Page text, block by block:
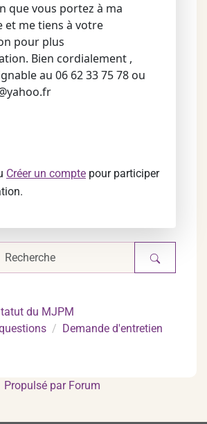
que vous portez à ma
et me tiens à votre
pour plus
Bien cordialement ,
au 06 62 33 75 78 ou
Créer un compte pour participer
du MJPM
Demande d'entretien
Propulsé par Forum